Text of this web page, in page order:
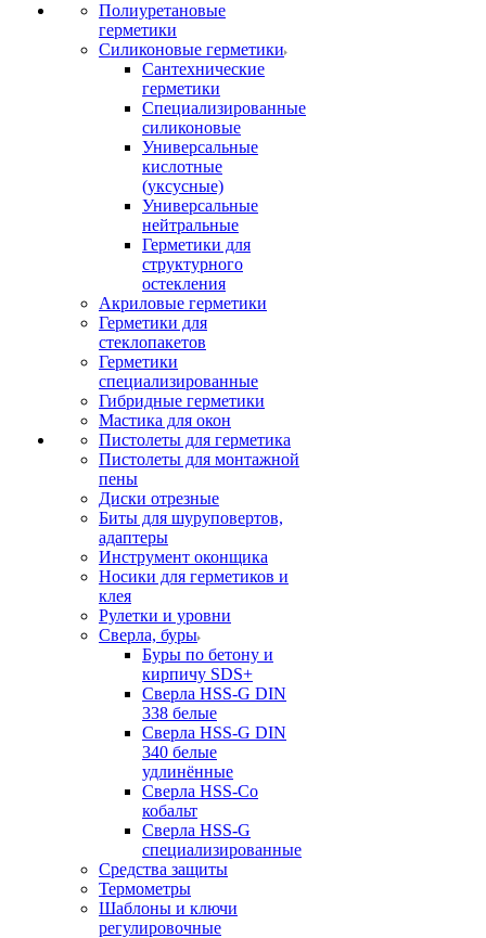
Полиуретановые
герметики
Силиконовые герметики
Сантехнические
герметики
Специализированные
силиконовые
Универсальные
кислотные
(уксусные)
Универсальные
нейтральные
Герметики для
структурного
остекления
Акриловые герметики
Герметики для
стеклопакетов
Герметики
специализированные
Гибридные герметики
Мастика для окон
Пистолеты для герметика
Пистолеты для монтажной
пены
Диски отрезные
Биты для шуруповертов,
адаптеры
Инструмент оконщика
Носики для герметиков и
клея
Рулетки и уровни
Сверла, буры
Буры по бетону и
кирпичу SDS+
Сверла HSS-G DIN
338 белые
Сверла HSS-G DIN
340 белые
удлинённые
Сверла HSS-Co
кобальт
Сверла HSS-G
специализированные
Средства защиты
Термометры
Шаблоны и ключи
регулировочные